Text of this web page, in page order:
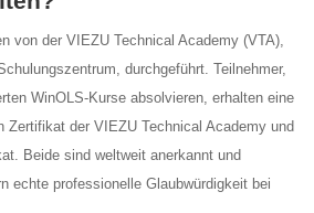
von der VIEZU Technical Academy (VTA),
durchgeführt. Teilnehmer,
WinOLS-Kurse absolvieren, erhalten eine
Zertifikat der VIEZU Technical Academy und
Beide sind weltweit anerkannt und
echte professionelle Glaubwürdigkeit bei